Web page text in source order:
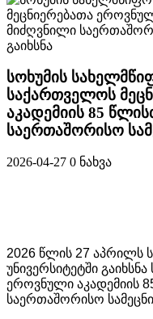
სოხუმის
საქართველოს
აკადემიის 85
საერთაშორისო
2026-04-27 0 ნახვა
2026 წლის 27 აპრილს
უნივერსიტეტში
ეროვნული აკადემიის
საერთაშორისო